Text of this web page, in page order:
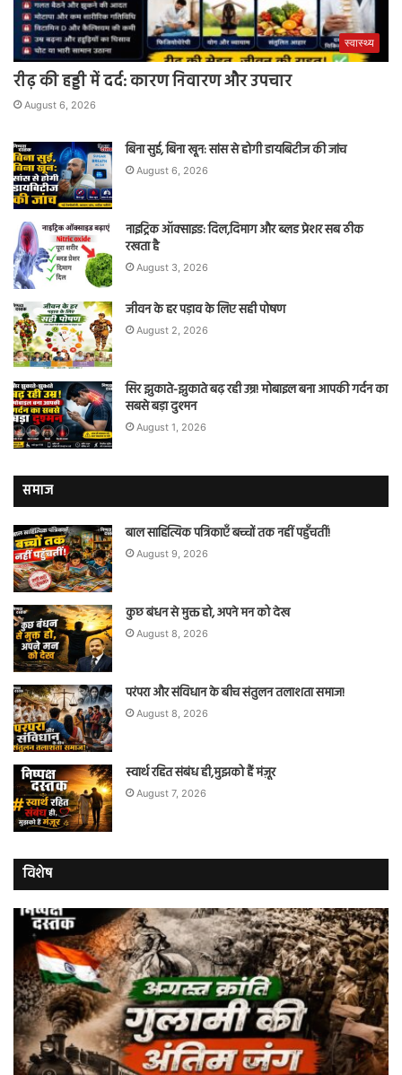
स्वास्थ्य
रीढ़ की हड्डी में दर्द: कारण निवारण और उपचार
August 6, 2026
बिना सुई, बिना खून: सांस से होगी डायबिटीज की जांच
August 6, 2026
नाइट्रिक ऑक्साइड: दिल,दिमाग और ब्लड प्रेशर सब ठीक
रखता है
August 3, 2026
जीवन के हर पड़ाव के लिए सही पोषण
August 2, 2026
सिर झुकाते-झुकाते बढ़ रही उम्र! मोबाइल बना आपकी गर्दन का
सबसे बड़ा दुश्मन
August 1, 2026
समाज
बाल साहित्यिक पत्रिकाएँ बच्चों तक नहीं पहुँचतीं!
August 9, 2026
कुछ बंधन से मुक्त हो, अपने मन को देख
August 8, 2026
परंपरा और संविधान के बीच संतुलन तलाशता समाज!
August 8, 2026
स्वार्थ रहित संबंध ही,मुझको हैं मंज़ूर
August 7, 2026
विशेष